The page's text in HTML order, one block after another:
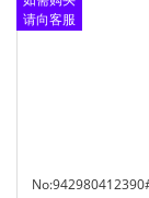
请向客服